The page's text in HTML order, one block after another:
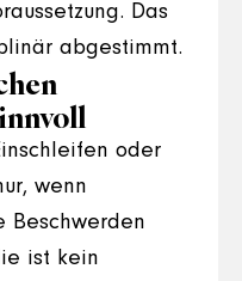
Das
abgestimmt.
oder
wenn
Beschwerden
ist kein